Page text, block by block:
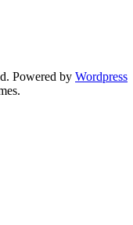
Powered by Wordpress